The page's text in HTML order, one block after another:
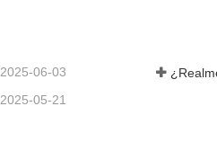
2025-06-03
2025-05-21